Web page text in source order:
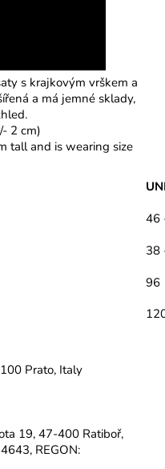
s krajkovým vrškem a
a má jemné sklady,
2 cm)
tall and is wearing size
46
38
96
Prato, Italy
19, 47-400 Ratiboř,
REGON: